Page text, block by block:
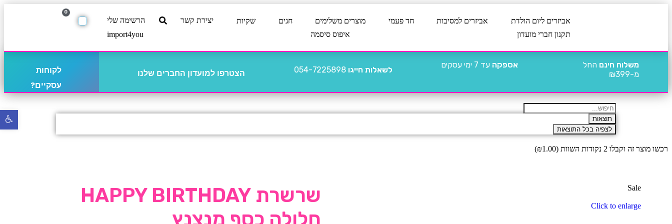
אביזרים ליום הולדת אביזרים למסיבות חד פעמי מוצרים משלימים חגים שקיות יצירת קשר
הרשימה שלי
תקנון חברי מועדון
איפוס סיסמה import4you
0
משלוח חינם החל
מ-₪399
אספקה עד 7 ימי עסקים
לשאלות חייגו 054-7225898 הצטרפו למועדון החברים שלנו
לקוחות
עסקיים?
תוצאות
לצפיה בכל התוצאות
רכשו מוצר זה וקבלו 2 נקודות השוות ( ₪1.00
)
Sale
Click to enlarge
שרשרת HAPPY BIRTHDAY
חלולה כסף מנצנץ
פתח